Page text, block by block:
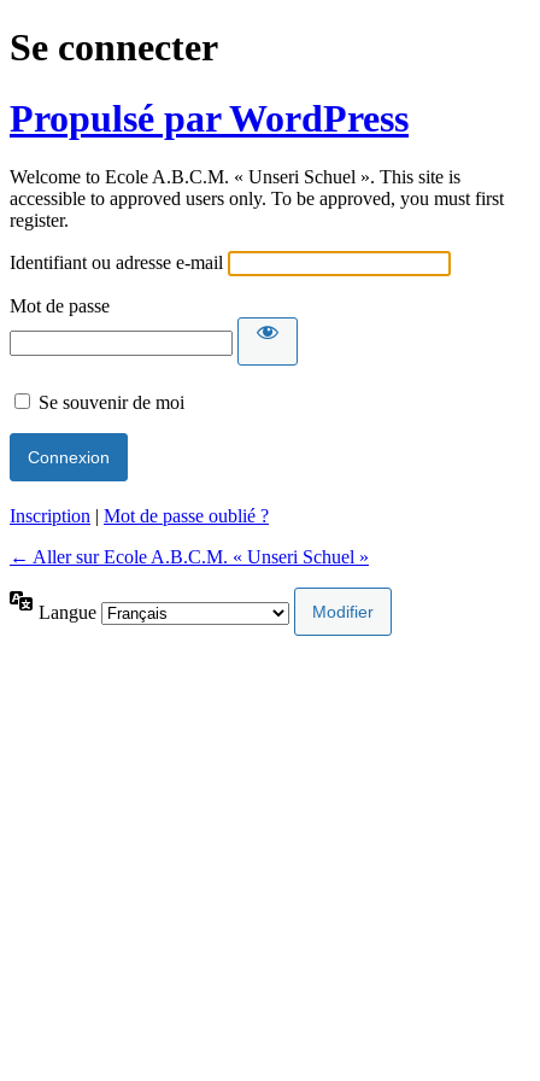
Se connecter
Propulsé par WordPress
Welcome to Ecole A.B.C.M. « Unseri Schuel ». This site is
accessible to approved users only. To be approved, you must first
register.
Identifiant ou adresse e-mail
Mot de passe
Se souvenir de moi
Inscription | Mot de passe oublié ?
← Aller sur Ecole A.B.C.M. « Unseri Schuel »
Langue